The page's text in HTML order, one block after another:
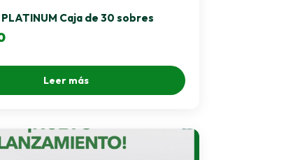
Caja de 30 sobres
Leer más